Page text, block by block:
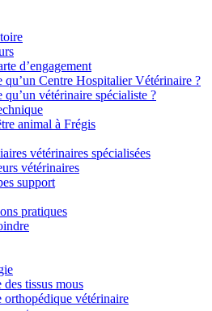
d’engagement
qu’un Centre Hospitalier Vétérinaire ?
qu’un vétérinaire spécialiste ?
animal à Frégis
vétérinaires spécialisées
vétérinaires
support
pratiques
tissus mous
orthopédique vétérinaire